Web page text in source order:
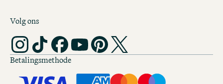
Volg ons
Betalingsmethode